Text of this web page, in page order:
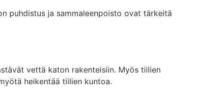
puhdistus ja sammaleenpoisto ovat tärkeitä
vettä katon rakenteisiin. Myös tiilien
heikentää tiilien kuntoa.